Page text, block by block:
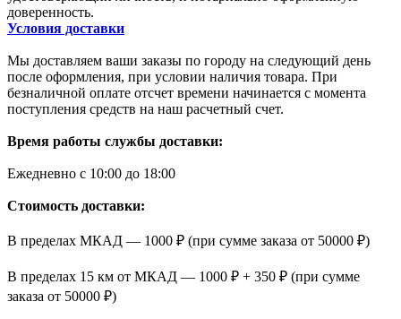
доверенность.
Условия доставки
Мы доставляем ваши заказы по городу на следующий день
после оформления, при условии наличия товара. При
безналичной оплате отсчет времени начинается с момента
поступления средств на наш расчетный счет.
Время работы службы доставки:
Ежедневно с 10:00 до 18:00
Стоимость доставки:
В пределах МКАД — 1000 ₽ (при сумме заказа от 50000 ₽)
В пределах 15 км от МКАД — 1000 ₽ + 350 ₽ (при сумме
заказа от 50000 ₽)